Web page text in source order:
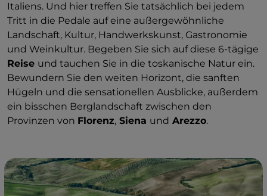
Italiens. Und hier treffen Sie tatsächlich bei jedem
Tritt in die Pedale auf eine außergewöhnliche
Landschaft, Kultur, Handwerkskunst, Gastronomie
und Weinkultur. Begeben Sie sich auf diese 6-tägige
Reise und tauchen Sie in die toskanische Natur ein.
Bewundern Sie den weiten Horizont, die sanften
Hügeln und die sensationellen Ausblicke, außerdem
ein bisschen Berglandschaft zwischen den
Provinzen von Florenz, Siena und Arezzo.